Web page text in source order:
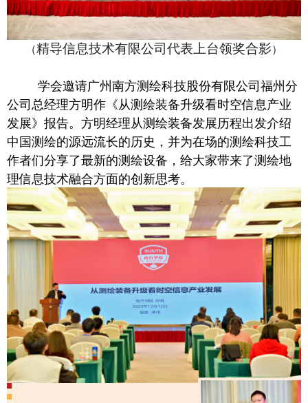
（精导信息技术有限公司代表上台领奖合影）
学会邀请广州南方测绘科技股份有限公司福州分
公司总经理方明作《从测绘装备升级看时空信息产业
发展》报告。方明经理从测绘装备发展历程出发介绍
中国测绘的源远流长的历史，并为在场的测绘科技工
作者们分享了最新的测绘设备，给大家带来了测绘地
理信息技术融合方面的创新思考。